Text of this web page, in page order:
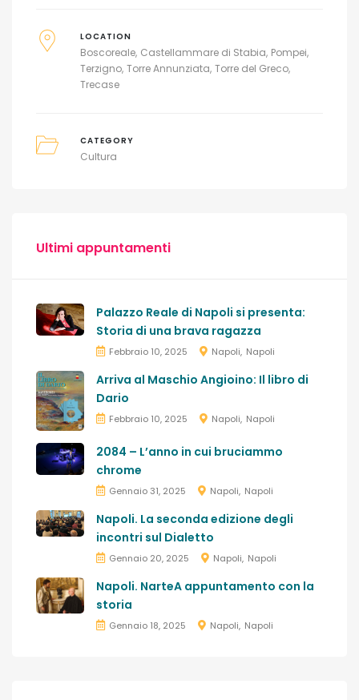
LOCATION
Boscoreale Castellammare di Stabia Pompei
Terzigno Torre Annunziata Torre del Greco
Trecase
CATEGORY
Cultura
Ultimi appuntamenti
Palazzo Reale di Napoli si presenta:
Storia di una brava ragazza
Febbraio 10, 2025 Napoli Napoli
Arriva al Maschio Angioino: Il libro di
Dario
Febbraio 10, 2025 Napoli Napoli
2084 – L’anno in cui bruciammo
chrome
Gennaio 31, 2025 Napoli Napoli
Napoli. La seconda edizione degli
incontri sul Dialetto
Gennaio 20, 2025 Napoli Napoli
Napoli. NarteA appuntamento con la
storia
Gennaio 18, 2025 Napoli Napoli